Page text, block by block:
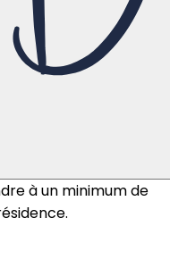
à un minimum de